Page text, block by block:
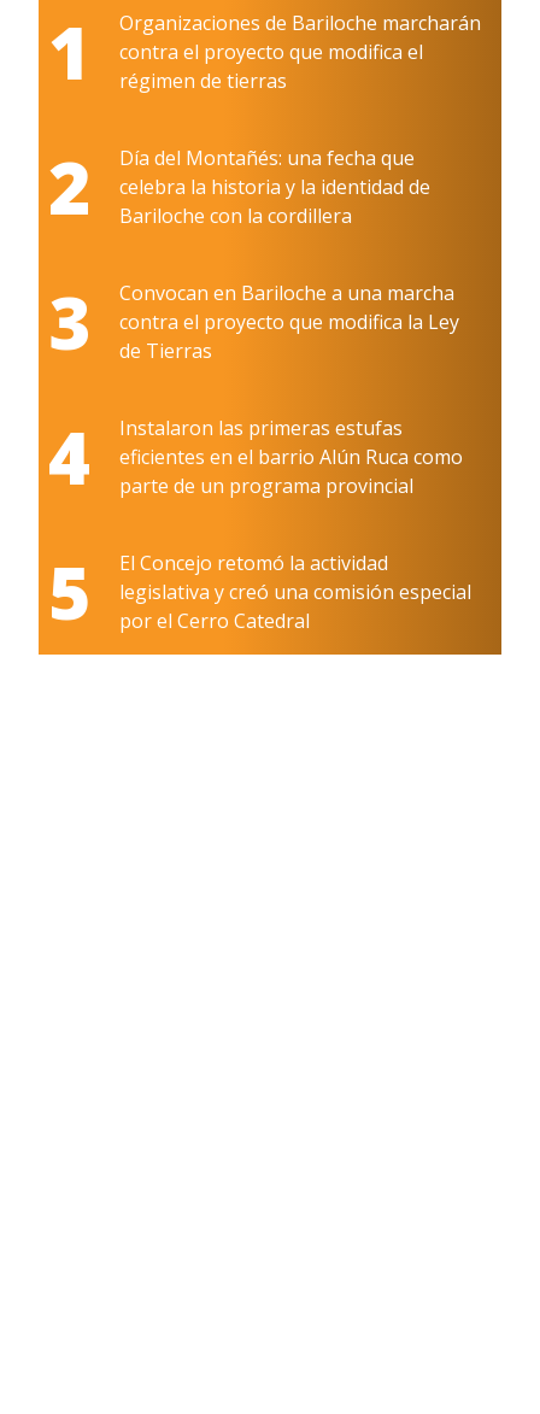
1
Organizaciones de Bariloche marcharán
contra el proyecto que modifica el
régimen de tierras
2
Día del Montañés: una fecha que
celebra la historia y la identidad de
Bariloche con la cordillera
3
Convocan en Bariloche a una marcha
contra el proyecto que modifica la Ley
de Tierras
4
Instalaron las primeras estufas
eficientes en el barrio Alún Ruca como
parte de un programa provincial
5
El Concejo retomó la actividad
legislativa y creó una comisión especial
por el Cerro Catedral